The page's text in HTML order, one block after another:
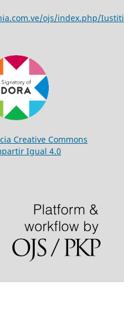
ojs/index.php/
Creative Commons
Igual 4.0